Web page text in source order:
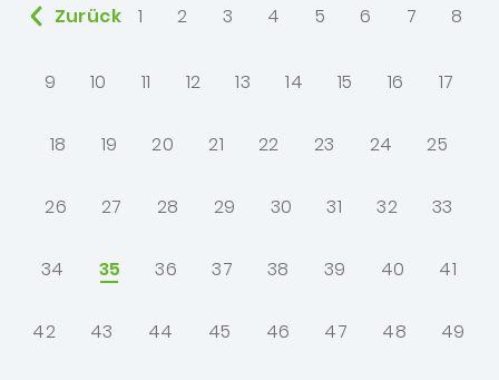
Zurück 1 2 3 4 5 6 7 8
9 10 11 12 13 14 15 16 17
18 19 20 21 22 23 24 25
26 27 28 29 30 31 32 33
34 ausgewählt:
35 36 37 38 39 40 41
42 43 44 45 46 47 48 49